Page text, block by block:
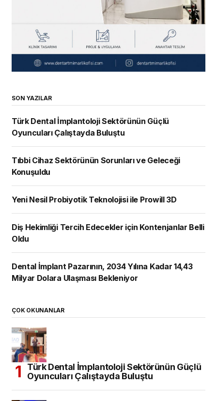
SON YAZILAR
Türk Dental İmplantoloji Sektörünün Güçlü
Oyuncuları Çalıştayda Buluştu
Tıbbi Cihaz Sektörünün Sorunları ve Geleceği
Konuşuldu
Yeni Nesil Probiyotik Teknolojisi ile Prowill 3D
Diş Hekimliği Tercih Edecekler için Kontenjanlar Belli
Oldu
Dental İmplant Pazarının, 2034 Yılına Kadar 14,43
Milyar Dolara Ulaşması Bekleniyor
ÇOK OKUNANLAR
Türk Dental İmplantoloji Sektörünün Güçlü
Oyuncuları Çalıştayda Buluştu